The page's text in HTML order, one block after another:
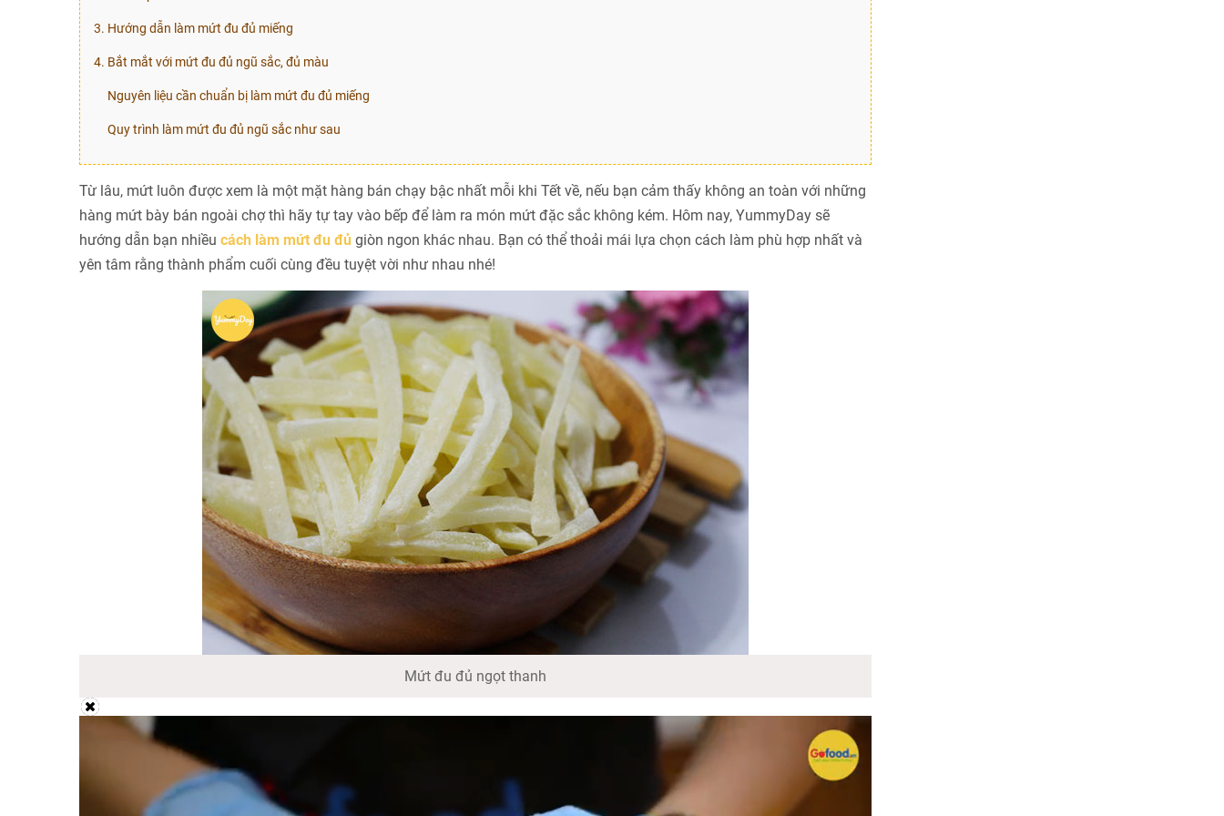
3. Hướng dẫn làm mứt đu đủ miếng
4. Bắt mắt với mứt đu đủ ngũ sắc, đủ màu
Nguyên liệu cần chuẩn bị làm mứt đu đủ miếng
Quy trình làm mứt đu đủ ngũ sắc như sau
Từ lâu, mứt luôn được xem là một mặt hàng bán chạy bậc nhất mỗi khi Tết về, nếu bạn cảm thấy không an toàn với những
hàng mứt bày bán ngoài chợ thì hãy tự tay vào bếp để làm ra món mứt đặc sắc không kém. Hôm nay, YummyDay sẽ
hướng dẫn bạn nhiều cách làm mứt đu đủ giòn ngon khác nhau. Bạn có thể thoải mái lựa chọn cách làm phù hợp nhất và
yên tâm rằng thành phẩm cuối cùng đều tuyệt vời như nhau nhé!
Mứt đu đủ ngọt thanh